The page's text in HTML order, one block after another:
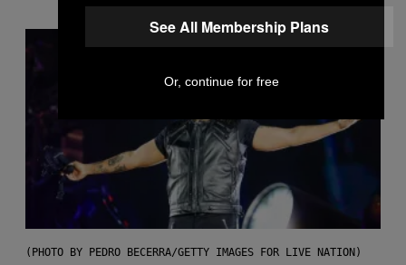
(PHOTO BY PEDRO BECERRA/GETTY IMAGES FOR LIVE NATION)
See All Membership Plans
Or, continue for free